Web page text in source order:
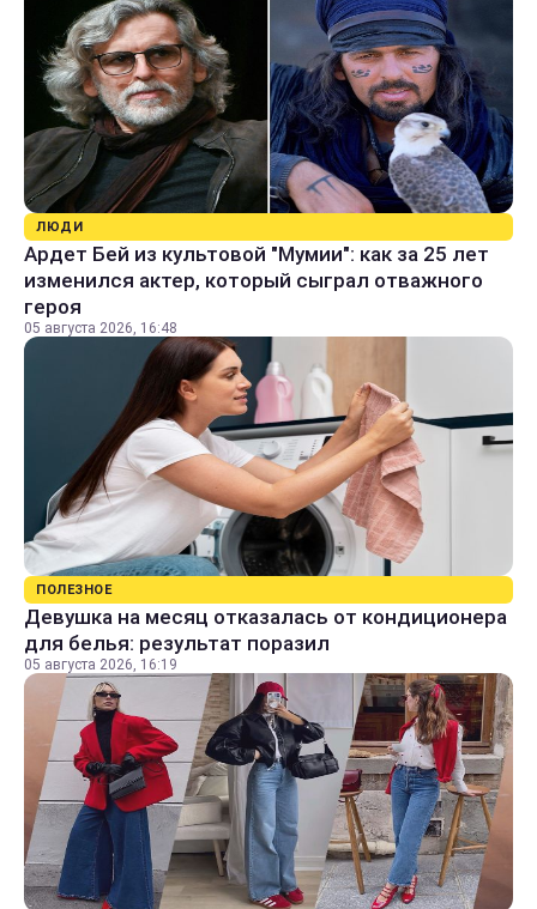
ЛЮДИ
Ардет Бей из культовой "Мумии": как за 25 лет
изменился актер, который сыграл отважного
героя
05 августа 2026, 16:48
ПОЛЕЗНОЕ
Девушка на месяц отказалась от кондиционера
для белья: результат поразил
05 августа 2026, 16:19